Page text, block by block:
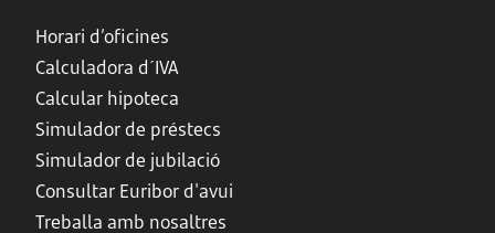
Horari d’oficines
Calculadora d´IVA
Calcular hipoteca
Simulador de préstecs
Simulador de jubilació
Consultar Euribor d'avui
Treballa amb nosaltres